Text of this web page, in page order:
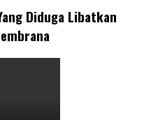
Diduga Libatkan